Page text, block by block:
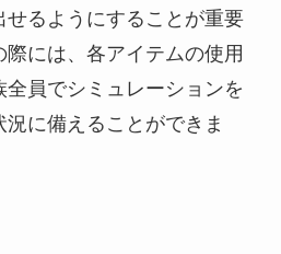
るようにすることが重要
には、各アイテムの使用
員でシミュレーションを
に備えることができま